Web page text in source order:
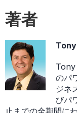
著者
Tony
のパ
ジネ
びパ